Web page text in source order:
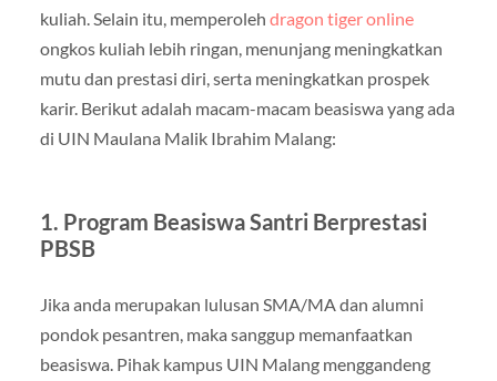
kuliah. Selain itu, memperoleh dragon tiger online
ongkos kuliah lebih ringan, menunjang meningkatkan
mutu dan prestasi diri, serta meningkatkan prospek
karir. Berikut adalah macam-macam beasiswa yang ada
di UIN Maulana Malik Ibrahim Malang:
1. Program Beasiswa Santri Berprestasi
PBSB
Jika anda merupakan lulusan SMA/MA dan alumni
pondok pesantren, maka sanggup memanfaatkan
beasiswa. Pihak kampus UIN Malang menggandeng